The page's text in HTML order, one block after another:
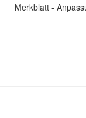
Merkblatt -